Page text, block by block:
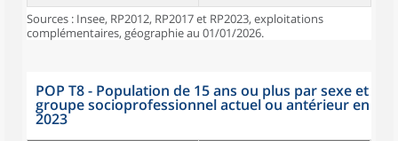
Sources : Insee, RP2012, RP2017 et RP2023, exploitations
complémentaires, géographie au 01/01/2026.
POP T8 - Population de 15 ans ou plus par sexe et
groupe socioprofessionnel actuel ou antérieur en
2023